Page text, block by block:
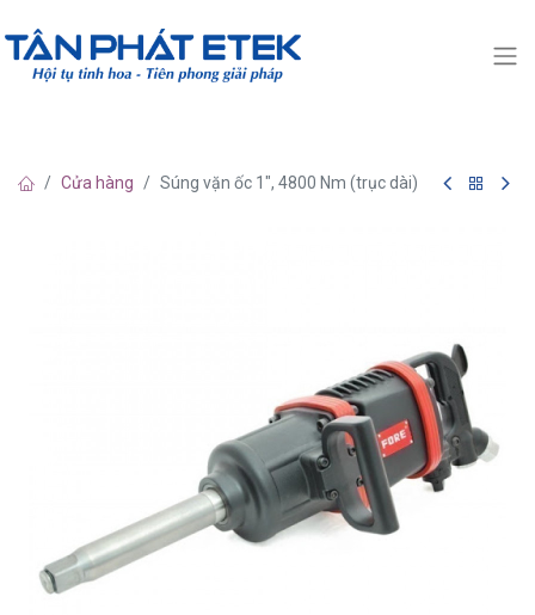
Cửa hàng Súng vặn ốc 1", 4800 Nm (trục dài)